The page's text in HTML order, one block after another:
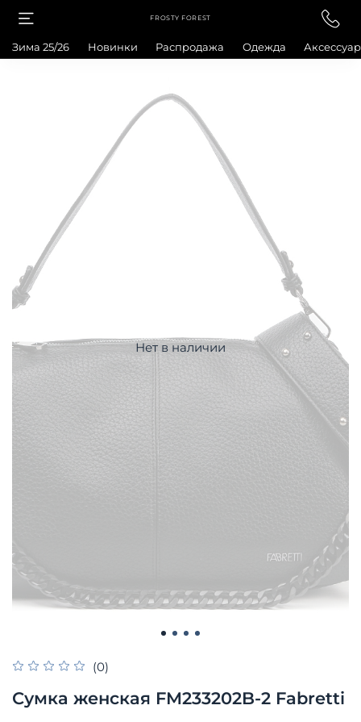
FROSTY FOREST
Зима 25/26 Новинки Распродажа Одежда
Нет в наличии
(0)
Сумка женская FM233202B-2 Fabretti